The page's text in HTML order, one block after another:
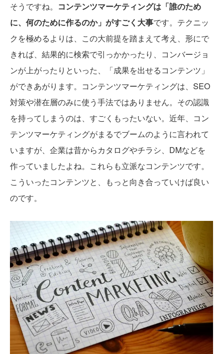
そうですね。 コンテンツマーケティングは「誰のため
に、何のために作るのか」がすごく大事です。テクニッ
クを極めるよりは、この大前提を踏まえて考え、形にで
きれば、結果的に検索で引っかかったり、コンバージョ
ンが上がったりといった、「成果を出せるコンテンツ」
ができあがります。コンテンツマーケティングは、SEO
対策や潜在層のみに使う手法ではありません。その認識
を持ってしまうのは、すごくもったいない。近年、コン
テンツマーケティングがまるでブームのように言われて
いますが、企業は昔からカタログやチラシ、DMなどを
作っていましたよね。これらも立派なコンテンツです。
こういったコンテンツと、もっと向き合っていけば良い
のです。